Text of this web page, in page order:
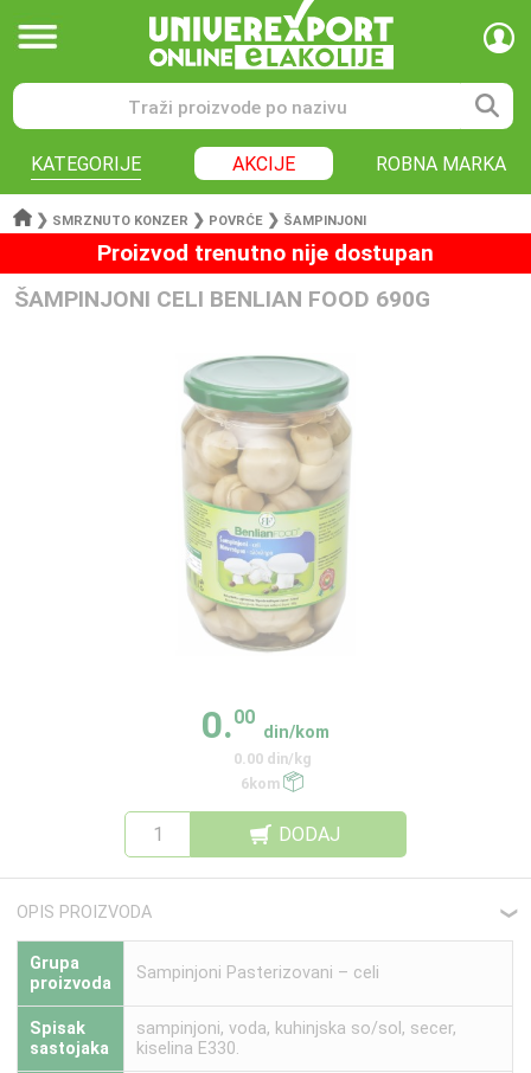
KATEGORIJE AKCIJE ROBNA MARKA
❯ SMRZNUTO KONZER ❯ POVRĆE ❯ ŠAMPINJONI
Proizvod trenutno nije dostupan
ŠAMPINJONI CELI BENLIAN FOOD 690G
0.00
din/kom
0.00 din/kg
6kom
DODAJ
OPIS PROIZVODA ❮
Grupa
proizvoda
Sampinjoni Pasterizovani – celi
Spisak
sastojaka
sampinjoni, voda, kuhinjska so/sol, secer,
kiselina E330.